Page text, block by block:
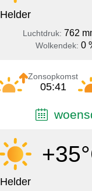
Helder
Luchtdruk: 762
Wolkendek: 0
Zonsopkomst
05:41
Helder